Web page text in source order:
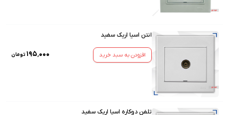
انتن اسیا اریک سفید
افزودن به سبد خرید ۱۹۵٬۰۰۰ تومان
تلفن دوکاره اسیا اریک سفید